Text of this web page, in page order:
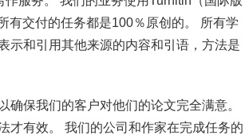
有交付的任务都是100％原创的。 所有学
示和引用其他来源的内容和引语，方法是
保我们的客户对他们的论文完全满意。
才有效。 我们的公司和作家在完成任务的